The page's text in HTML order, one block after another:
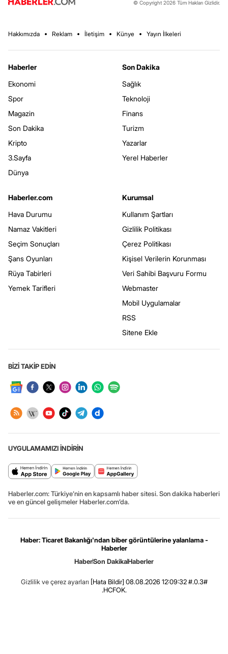
© Copyright 2026 Tüm Hakları Gizlidir.
Hakkımızda Reklam İletişim Künye Yayın İlkeleri
Haberler
Ekonomi
Spor
Magazin
Son Dakika
Kripto
3.Sayfa
Dünya
Son Dakika
Sağlık
Teknoloji
Finans
Turizm
Yazarlar
Yerel Haberler
Haberler.com
Hava Durumu
Namaz Vakitleri
Seçim Sonuçları
Şans Oyunları
Rüya Tabirleri
Yemek Tarifleri
Kurumsal
Kullanım Şartları
Gizlilik Politikası
Çerez Politikası
Kişisel Verilerin Korunması
Veri Sahibi Başvuru Formu
Webmaster
Mobil Uygulamalar
RSS
Sitene Ekle
BİZİ TAKİP EDİN
UYGULAMAMIZI İNDİRİN
Haberler.com: Türkiye’nin en kapsamlı haber sitesi. Son dakika haberleri
ve en güncel gelişmeler Haberler.com’da.
Haber: Ticaret Bakanlığı'ndan biber görüntülerine yalanlama -
Haberler
HaberSon DakikaHaberler
Gizlilik ve çerez ayarları [Hata Bildir] 08.08.2026 12:09:32 #.0.3#
.HCFOK.